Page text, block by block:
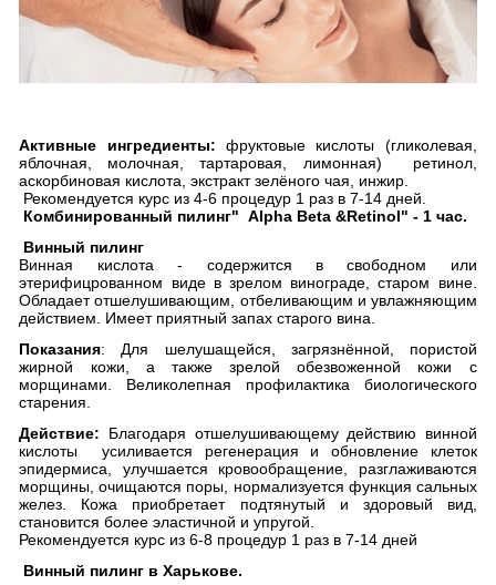
Активные ингредиенты: фруктовые кислоты (гликолевая,
яблочная, молочная, тартаровая, лимонная) ретинол,
аскорбиновая кислота, экстракт зелёного чая, инжир.
Рекомендуется курс из 4-6 процедур 1 раз в 7-14 дней.
Комбинированный пилинг" Alpha Beta &Retinol" - 1 час.
Винный пилинг
Винная кислота - содержится в свободном или
этерифицрованном виде в зрелом винограде, старом вине.
Обладает отшелушивающим, отбеливающим и увлажняющим
действием. Имеет приятный запах старого вина.
Показания: Для шелушащейся, загрязнённой, пористой
жирной кожи, а также зрелой обезвоженной кожи с
морщинами. Великолепная профилактика биологического
старения.
Действие: Благодаря отшелушивающему действию винной
кислоты усиливается регенерация и обновление клеток
эпидермиса, улучшается кровообращение, разглаживаются
морщины, очищаются поры, нормализуется функция сальных
желез. Кожа приобретает подтянутый и здоровый вид,
становится более эластичной и упругой.
Рекомендуется курс из 6-8 процедур 1 раз в 7-14 дней
Винный пилинг в Харькове.